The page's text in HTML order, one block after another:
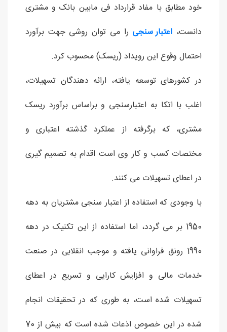
خود مطابق با مفاد قرارداد فی مابین بانک و مشتری
دانست، اعتبار سنجی را می توان روشی جهت برآورد
احتمال وقوع این رویداد (ریسک) محسوب کرد.
در کشورهای توسعه یافته، ارائه دهندگان تسهیلات،
اغلب با اتکا به اعتبارسنجی و براساس برآورد ریسک
مشتری، که برگرفته از عملکرد گذشته اعتباری و
مختصات کسب و کار وی است اقدام به تصمیم گیری
در اعطای تسهیلات می کنند.
با وجودی که استفاده از اعتبار سنجی مشتریان به دهه
1950 بر می گردد، اما استفاده از این تکنیک در دهه
1990 رونق فراوانی یافته و موجب انقلابی در صنعت
خدمات مالی و افزایش کارایی و تسریع در اعطای
تسهیلات شده است، به طوری که در تحقیقات انجام
شده در این خصوص اذعات شده است که بیش از 70